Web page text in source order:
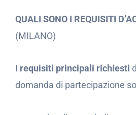
QUALI SONO I REQUISITI
(MILANO)
I requisiti principali richiesti
domanda di partecipazione